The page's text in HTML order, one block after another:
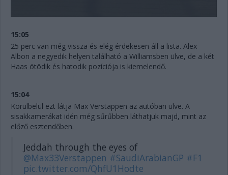
15:05
25 perc van még vissza és elég érdekesen áll a lista. Alex
Albon a negyedik helyen található a Williamsben ülve, de a két
Haas ötödik és hatodik pozíciója is kiemelendő.
15:04
Körülbelül ezt látja Max Verstappen az autóban ülve. A
sisakkamerákat idén még sűrűbben láthatjuk majd, mint az
előző esztendőben.
Jeddah through the eyes of
@Max33Verstappen #SaudiArabianGP #F1
pic.twitter.com/QhfU1Hodte